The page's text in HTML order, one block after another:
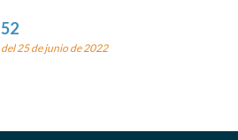
52
del 25 de junio de 2022